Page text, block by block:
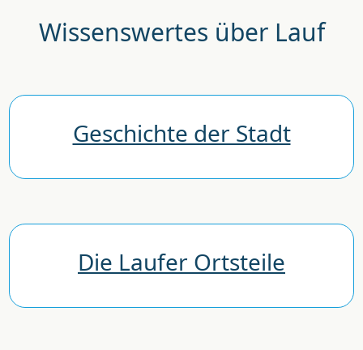
Wissenswertes über Lauf
Geschichte der Stadt
Die Laufer Ortsteile